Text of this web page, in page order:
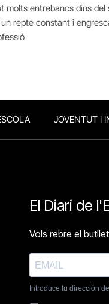
molts entrebancs dins
repte constant i
JOVENTUT I